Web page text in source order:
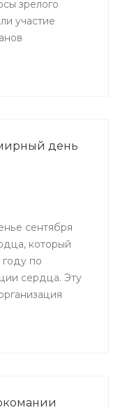
зрелого
участие
международных
день
сентября
который
году по
сердца. Эту